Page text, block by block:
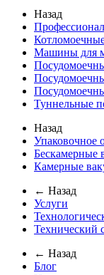
Назад
Машины для
Туннельные
Назад
Упаковочное
Бескамерные
Камерные
← Назад
Услуги
Технический
← Назад
Блог